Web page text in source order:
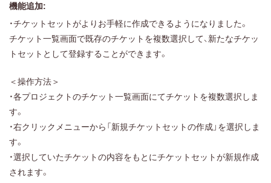
機能追加:
・チケットセットがよりお手軽に作成できるようになりました。
チケット一覧画面で既存のチケットを複数選択して、新たなチケッ
トセットとして登録することができます。
＜操作方法＞
・各プロジェクトのチケット一覧画面にてチケットを複数選択しま
す。
・右クリックメニューから「新規チケットセットの作成」を選択しま
す。
・選択していたチケットの内容をもとにチケットセットが新規作成
されます。